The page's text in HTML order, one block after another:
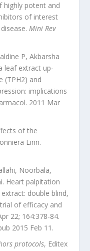
highly potent and
of interest
Mini Rev
P, Akbarsha
leaf extract up-
(TPH2) and
implications
2011 Mar
of the
Linn.
Noorbala,
Heart palpitation
double blind,
of efficacy and
22; 164:378-84.
2015 Feb 11.
protocols, Editex